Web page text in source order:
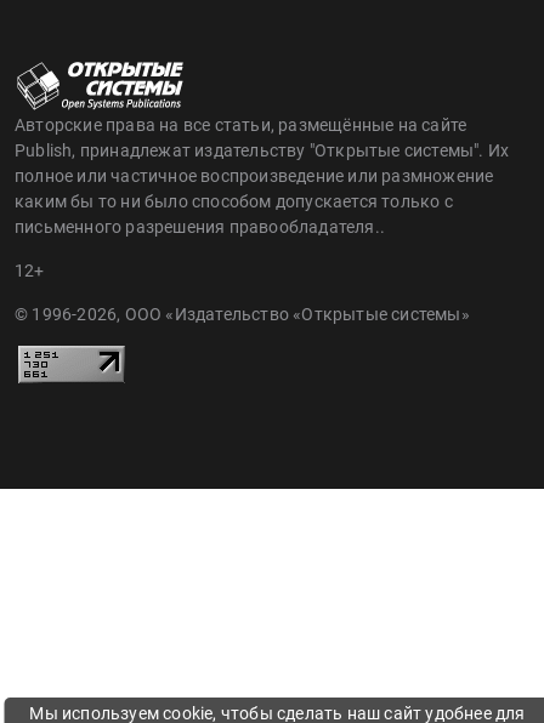
Авторские права на все статьи, размещённые на сайте
Publish, принадлежат издательству "Открытые системы". Их
полное или частичное воспроизведение или размножение
каким бы то ни было способом допускается только с
письменного разрешения правообладателя..
12+
© 1996-2026, ООО «Издательство «Открытые системы»
Мы используем cookie, чтобы сделать наш сайт удобнее для